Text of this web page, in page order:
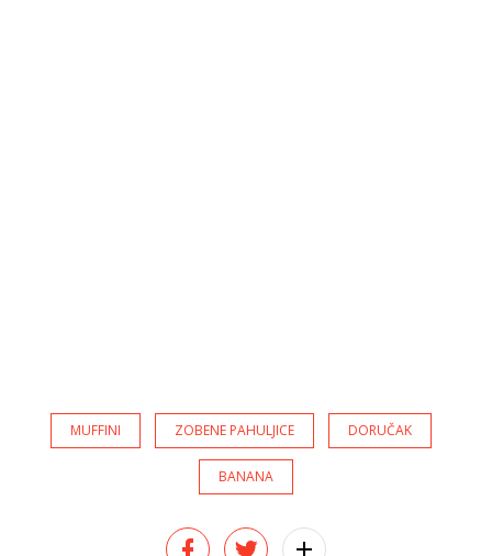
MUFFINI ZOBENE PAHULJICE DORUČAK
BANANA